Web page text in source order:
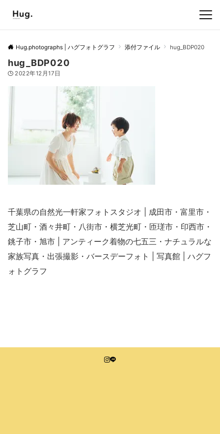
Hug.photographs | ハグフォトグラフ 添付ファイル hug_BDP020
hug_BDP020
2022年12月17日
千葉県の自然光一軒家フォトスタジオ | 成田市・富里市・
芝山町・酒々井町・八街市・横芝光町・匝瑳市・印西市・
銚子市・旭市 | アンティーク着物の七五三・ナチュラルな
家族写真・出張撮影・バースデーフォト | 写真館 | ハグフ
ォトグラフ